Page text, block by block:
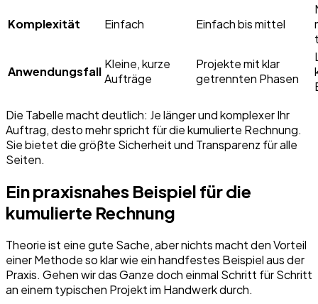
Komplexität Einfach Einfach bis mittel
Anwendungsfall
Kleine, kurze
Aufträge
Projekte mit klar
getrennten Phasen
Die Tabelle macht deutlich: Je länger und komplexer Ihr
Auftrag, desto mehr spricht für die kumulierte Rechnung.
Sie bietet die größte Sicherheit und Transparenz für alle
Seiten.
Ein praxisnahes Beispiel für die
kumulierte Rechnung
Theorie ist eine gute Sache, aber nichts macht den Vorteil
einer Methode so klar wie ein handfestes Beispiel aus der
Praxis. Gehen wir das Ganze doch einmal Schritt für Schritt
an einem typischen Projekt im Handwerk durch.